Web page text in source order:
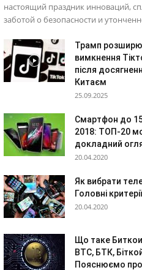
настоящий праздник инноваций,
заботой о безопасности и
Трамп
вимкнення
після
Китаєм
25.09.2025
Смартфон до
2018: ТОП-20
докладний
20.04.2020
Як вибрати
Головні
20.04.2020
Що таке
BTC, БТК,
Пояснюємо